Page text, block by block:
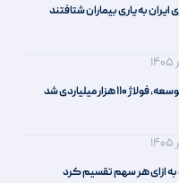
ایران به یاری بیماران شتافتند
هزار میلیاردی شد